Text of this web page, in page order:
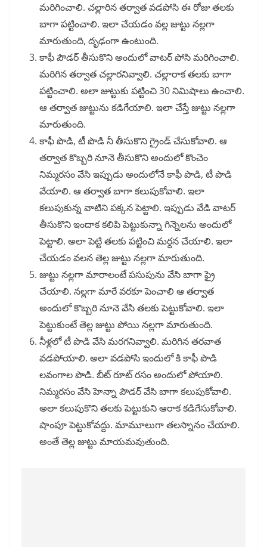
మరిగించాలి. చల్లారిన తర్వాత వడపోసి ఈ రోజు తలకు
బాగా పట్టించాలి. ఇలా చేయడం వల్ల జుట్టు నల్లగా
మారుతుంది, దృఢంగా ఉంటుంది.
కాఫీ పౌడర్ తీసుకొని అందులో వాటర్ పోసి మరిగించాలి.
మరిగిన తర్వాత చల్లారనివ్వాలి. చల్లారాక తలకు బాగా
పట్టించాలి. అలా జుట్టుకు పట్టించి 30 నిమిషాలు ఉంచాలి.
ఆ తర్వాత జుట్టును కడిగేయాలి. ఇలా చేస్తే జుట్టు నల్లగా
మారుతుంది.
కాఫీ పొడి, టీ పొడి నీ తీసుకొని గ్రైండ్ చేసుకోవాలి. ఆ
తర్వాత కొబ్బరి నూనె తీసుకొని అందులో కొంచెం
నిమ్మరసం వేసి ఇప్పుడు అందులోనే కాఫీ పొడి, టీ పొడి
వేయాలి. ఆ తర్వాత బాగా కలుపుకోవాలి. ఇలా
కలుపుకున్న వాటిని పక్కన పెట్టాలి. ఇప్పుడు వేడి వాటర్
తీసుకొని ఇందాక కలిపి పెట్టుకున్నా గిన్నెలను అందులో
పెట్టాలి. అలా పెట్టి తలకు పట్టించి మర్దన చేయాలి. ఇలా
చేయడం వలన తెల్ల జుట్టు నల్లగా మారుతుంది.
జుట్టు నల్లగా మారాలంటే పసుపును వేసి బాగా ఫ్రై
చేయాలి. నల్లగా మారే వరకూ పెంచాలి ఆ తర్వాత
అందులో కొబ్బరి నూనె వేసి తలకు పెట్టుకోవాలి. ఇలా
పెట్టుకుంటే తెల్ల జుట్టు పోయి నల్లగా మారుతుంది.
నీళ్లలో టీ పొడి వేసి మరగనివ్వాలి. మరిగిన తరవాత
వడపోయాలి. అలా వడపోసి ఇందులో కి కాఫీ పొడి
లవంగాల పొడి. బీట్ రూట్ రసం అందులో పోయాలి.
నిమ్మరసం వేసి హెన్నా పౌడర్ వేసి బాగా కలుపుకోవాలి.
అలా కలుపుకొని తలకు పెట్టుకుని ఆరాక కడిగేసుకోవాలి.
షాంపూ పెట్టుకోవద్దు. మామూలుగా తలస్నానం చేయాలి.
అంతే తెల్ల జుట్టు మాయమవుతుంది.